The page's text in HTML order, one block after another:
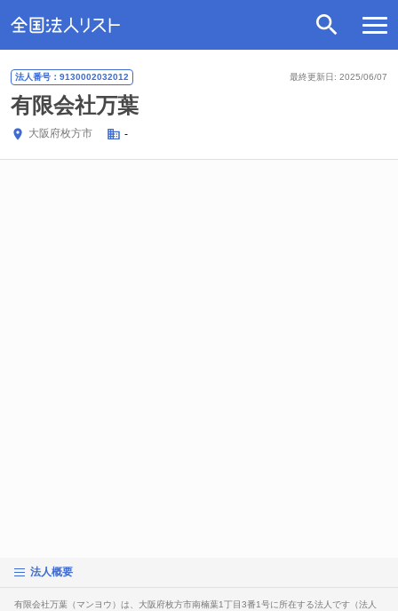
最終更新日: 2025/06/07
法人番号：9130002032012
有限会社万葉
大阪府枚方市 -
法人概要
有限会社万葉（マンヨウ）は、大阪府枚方市南楠葉1丁目3番1号に所在する法人です（法人